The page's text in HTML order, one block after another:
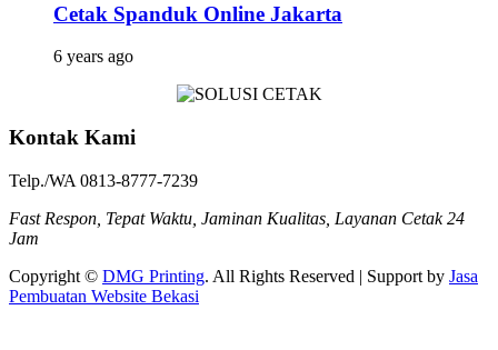
Cetak Spanduk Online Jakarta
6 years ago
Kontak Kami
Telp./WA 0813-8777-7239
Fast Respon, Tepat Waktu, Jaminan Kualitas, Layanan Cetak 24
Jam
Copyright © DMG Printing. All Rights Reserved | Support by Jasa
Pembuatan Website Bekasi